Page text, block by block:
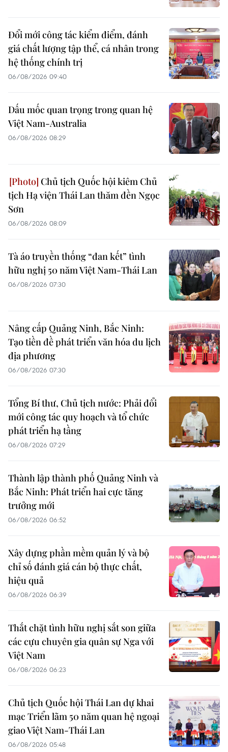
Đổi mới công tác kiểm điểm, đánh
giá chất lượng tập thể, cá nhân trong
hệ thống chính trị
06/08/2026 09:40
Dấu mốc quan trọng trong quan hệ
Việt Nam-Australia
06/08/2026 08:29
Chủ tịch Quốc hội kiêm Chủ
tịch Hạ viện Thái Lan thăm đền Ngọc
Sơn
06/08/2026 08:09
Tà áo truyền thống “đan kết” tình
hữu nghị 50 năm Việt Nam-Thái Lan
06/08/2026 07:30
Nâng cấp Quảng Ninh, Bắc Ninh:
Tạo tiền đề phát triển văn hóa du lịch
địa phương
06/08/2026 07:30
Tổng Bí thư, Chủ tịch nước: Phải đổi
mới công tác quy hoạch và tổ chức
phát triển hạ tầng
06/08/2026 07:29
Thành lập thành phố Quảng Ninh và
Bắc Ninh: Phát triển hai cực tăng
trưởng mới
06/08/2026 06:52
Xây dựng phần mềm quản lý và bộ
chỉ số đánh giá cán bộ thực chất,
hiệu quả
06/08/2026 06:39
Thắt chặt tình hữu nghị sắt son giữa
các cựu chuyên gia quân sự Nga với
Việt Nam
06/08/2026 06:23
Chủ tịch Quốc hội Thái Lan dự khai
mạc Triển lãm 50 năm quan hệ ngoại
giao Việt Nam-Thái Lan
06/08/2026 05:48